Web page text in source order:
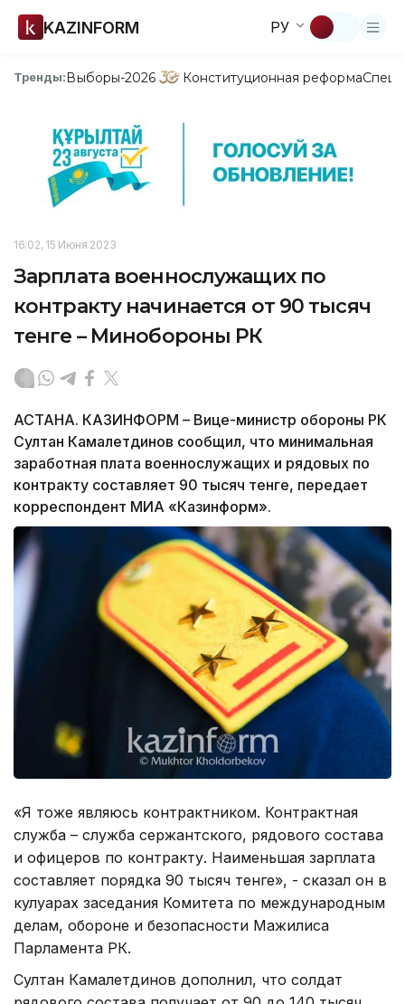
KAZINFORM РУ
Тренды:Выборы-2026 Конституционная реформа
16:02, 15 Июня 2023
Зарплата военнослужащих по
контракту начинается от 90 тысяч
тенге – Минобороны РК
АСТАНА. КАЗИНФОРМ – Вице-министр обороны РК
Султан Камалетдинов сообщил, что минимальная
заработная плата военнослужащих и рядовых по
контракту составляет 90 тысяч тенге, передает
корреспондент МИА «Казинформ».
«Я тоже являюсь контрактником. Контрактная
служба – служба сержантского, рядового состава
и офицеров по контракту. Наименьшая зарплата
составляет порядка 90 тысяч тенге», - сказал он в
кулуарах заседания Комитета по международным
делам, обороне и безопасности Мажилиса
Парламента РК.
Султан Камалетдинов дополнил, что солдат